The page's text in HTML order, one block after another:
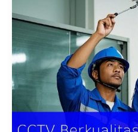
Pilihan
untuk
Rumah
Anda